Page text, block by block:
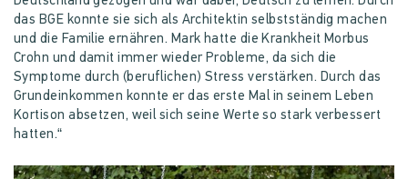
das BGE konnte sie sich als Architektin selbstständig machen
und die Familie ernähren. Mark hatte die Krankheit Morbus
Crohn und damit immer wieder Probleme, da sich die
Symptome durch (beruflichen) Stress verstärken. Durch das
Grundeinkommen konnte er das erste Mal in seinem Leben
Kortison absetzen, weil sich seine Werte so stark verbessert
hatten.“